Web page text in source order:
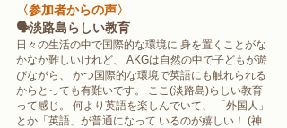
〈参加者からの声〉
🗣淡路島らしい教育
日々の生活の中で国際的な環境に 身を置くことがな
かなか難しいけれど、 AKGは自然の中で子どもが遊
びながら、 かつ国際的な環境で英語にも触れられる
からとっても有難いです。 ここ(淡路島)らしい教育
って感じ。 何より英語を楽しんでいて、 「外国人」
とか「英語」が普通になって いるのが嬉しい！ (神